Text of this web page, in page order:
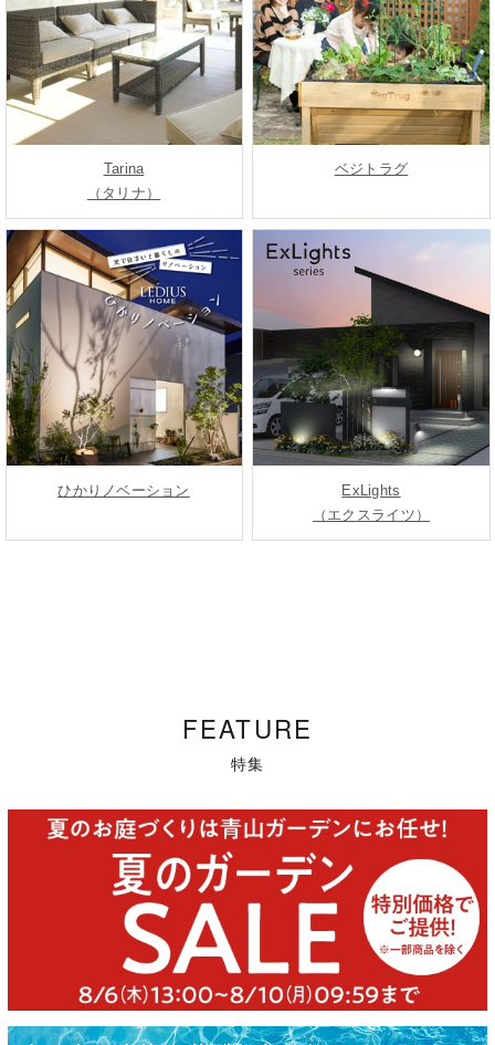
Tarina
（タリナ）
ベジトラグ
ひかりノベーション
ExLights
（エクスライツ）
FEATURE
特集